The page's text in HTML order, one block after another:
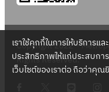
Copyright 2022 –
Rights Reserved.
เราใช้คุกกี้ในการให้บริการ
ประสิทธิภาพให้แก่ประสบก
เว็บไซต์ของเราต่อ ถือว่าคุณ